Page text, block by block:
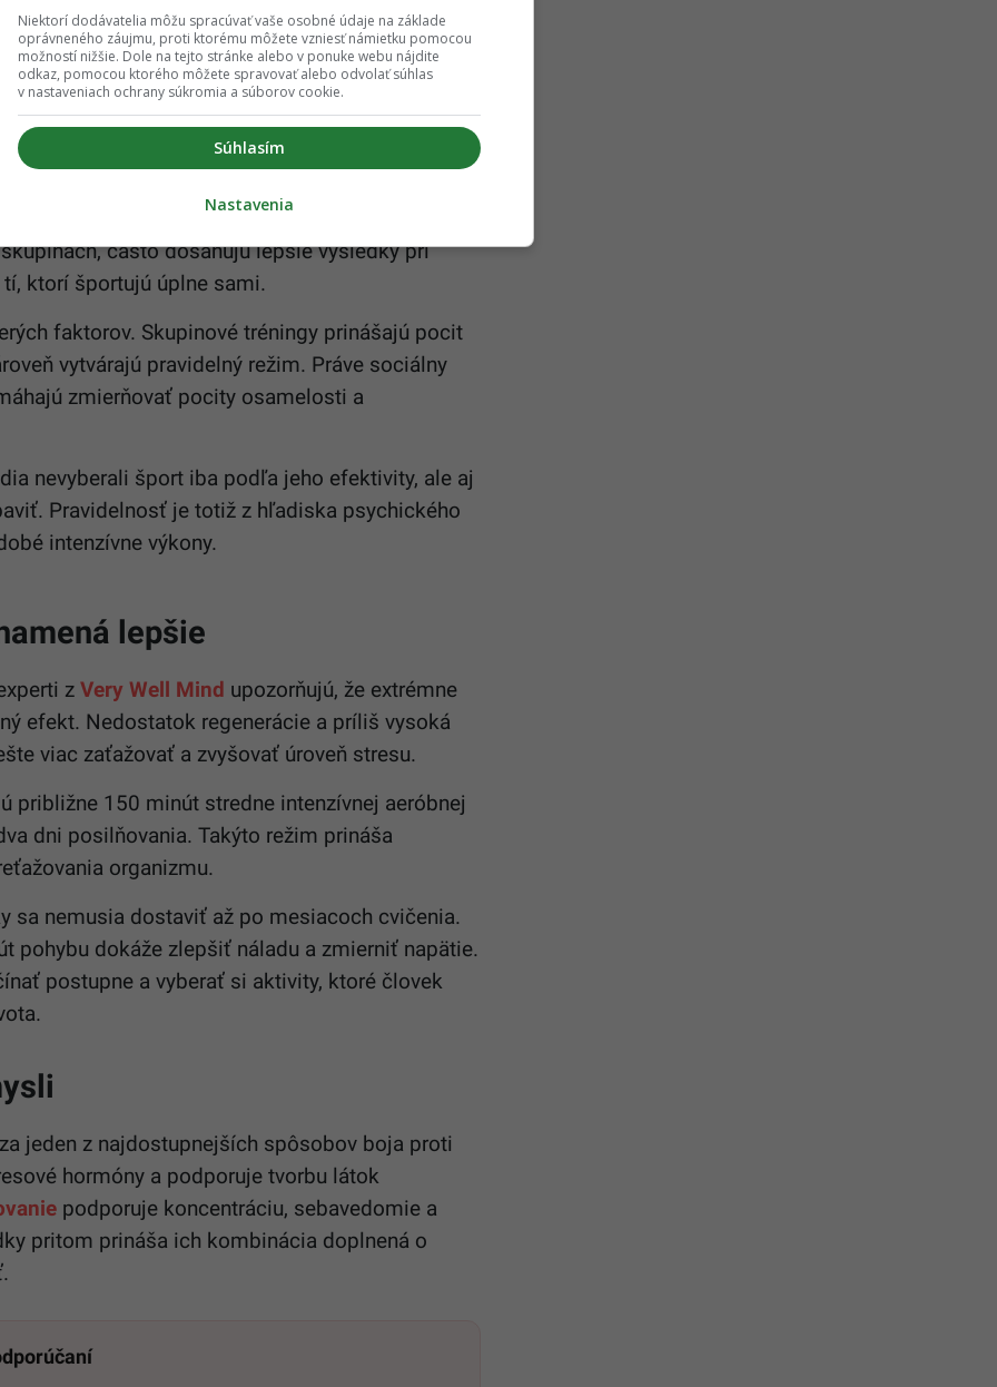
a posilňovania prináša najlepšie výsledky.
na organizmus trochu odlišným spôsobom a
účinok ešte zosilniť
Library of Medicineje aj význam sociálneho
často dosahujú lepšie výsledky pri
ktorí športujú úplne sami.
faktorov. Skupinové tréningy prinášajú pocit
vytvárajú pravidelný režim. Práve sociálny
zmierňovať pocity osamelosti a
nevyberali šport iba podľa jeho efektivity, ale aj
Pravidelnosť je totiž z hľadiska psychického
intenzívne výkony.
lepšie
z Very Well Mind upozorňujú, že extrémne
efekt. Nedostatok regenerácie a príliš vysoká
viac zaťažovať a zvyšovať úroveň stresu.
približne 150 minút stredne intenzívnej aeróbnej
dni posilňovania. Takýto režim prináša
organizmu.
sa nemusia dostaviť až po mesiacoch cvičenia.
pohybu dokáže zlepšiť náladu a zmierniť napätie.
postupne a vyberať si aktivity, ktoré človek
jeden z najdostupnejších spôsobov boja proti
hormóny a podporuje tvorbu látok
podporuje koncentráciu, sebavedomie a
pritom prináša ich kombinácia doplnená o
Niektorí dodávatelia môžu spracúvať vaše osobné údaje na základe
oprávneného záujmu, proti ktorému môžete vzniesť námietku pomocou
možností nižšie. Dole na tejto stránke alebo v ponuke webu nájdite
odkaz, pomocou ktorého môžete spravovať alebo odvolať súhlas
v nastaveniach ochrany súkromia a súborov cookie.
Súhlasím
Nastavenia